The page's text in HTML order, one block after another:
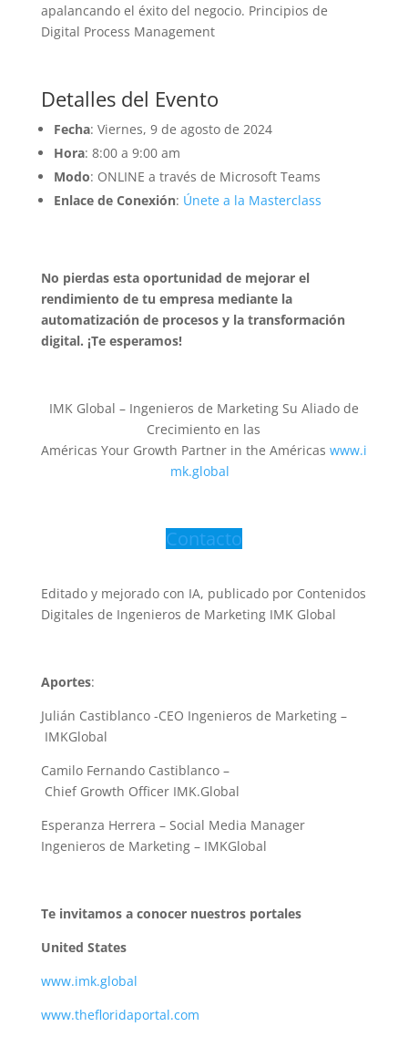
apalancando el éxito del negocio. Principios de
Digital Process Management
Detalles del Evento
Fecha: Viernes, 9 de agosto de 2024
Hora: 8:00 a 9:00 am
Modo: ONLINE a través de Microsoft Teams
Enlace de Conexión: Únete a la Masterclass
No pierdas esta oportunidad de mejorar el
rendimiento de tu empresa mediante la
automatización de procesos y la transformación
digital. ¡Te esperamos!
IMK Global – Ingenieros de Marketing Su Aliado de
Crecimiento en las
Américas Your Growth Partner in the Américas www.i
mk.global
Contacto
Editado y mejorado con IA, publicado por Contenidos
Digitales de Ingenieros de Marketing IMK Global
Aportes:
Julián Castiblanco -CEO Ingenieros de Marketing –
IMKGlobal
Camilo Fernando Castiblanco –
Chief Growth Officer IMK.Global
Esperanza Herrera – Social Media Manager
Ingenieros de Marketing – IMKGlobal
Te invitamos a conocer nuestros portales
United States
www.imk.global
www.thefloridaportal.com